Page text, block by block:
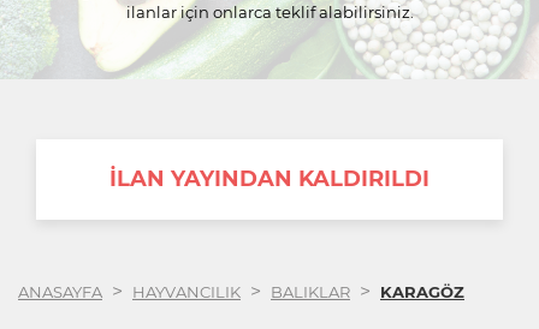
ilanlar için onlarca teklif alabilirsiniz.
İLAN YAYINDAN KALDIRILDI
ANASAYFA > HAYVANCILIK > BALIKLAR > KARAGÖZ